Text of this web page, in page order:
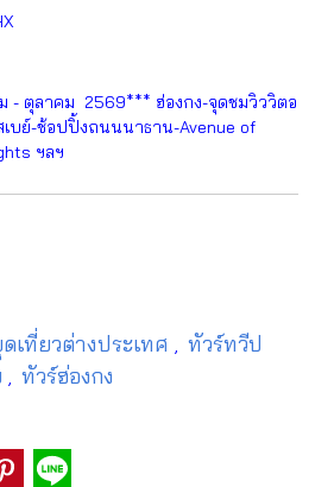
- ตุลาคม 2569*** ฮ่องกง-จุดชมวิววิตอ
เบย์-ช้อปปิ้งถนนนาธาน-Avenue of
ฯลฯ
เที่ยวต่างประเทศ , ทัวร์ทวีป
, ทัวร์ฮ่องกง